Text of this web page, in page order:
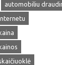
automobiliu